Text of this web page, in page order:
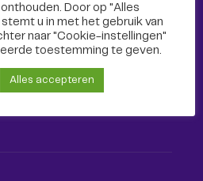
Door op "Alles
u in met het gebruik van
naar "Cookie-instellingen"
toestemming te geven.
Alles accepteren